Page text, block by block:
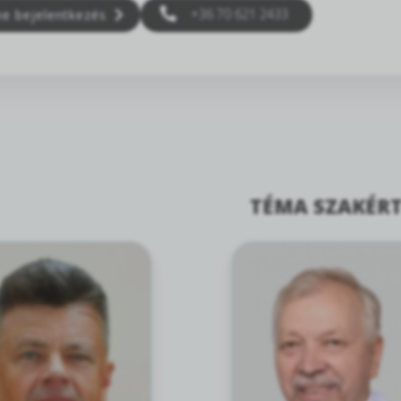
bejelentkezés +36 70 621 2433
TÉMA